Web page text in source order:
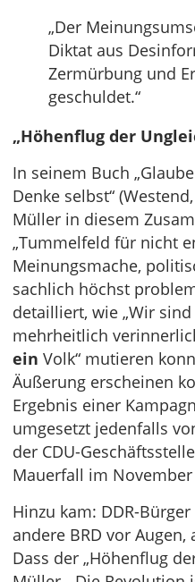
„Der
Diktat aus
Zermürbung und
geschuldet.“
„Höhenflug der
In seinem Buch
Denke selbst“
Müller in diesem
„Tummelfeld für nicht
Meinungsmache,
sachlich höchst
detailliert, wie „Wir sind
mehrheitlich
ein Volk“ mutieren
Äußerung erscheinen
Ergebnis einer
umgesetzt jedenfalls
der CDU-
Mauerfall im November
Hinzu kam: DDR-
andere BRD vor
Dass der „Höhenflug